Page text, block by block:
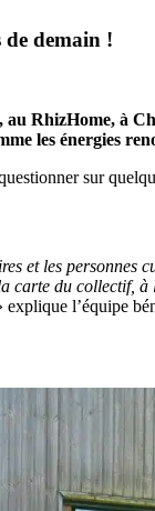
de demain !
au RhizHome, à
les énergies
sur
et les personnes
du collectif, à
explique l’équipe